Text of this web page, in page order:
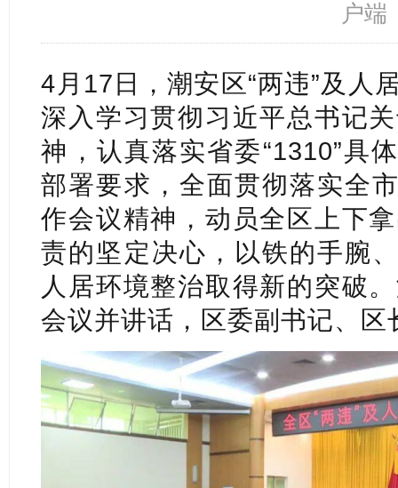
户端
4月17日，潮安区“两违”及人
深入学习贯彻习近平总书记
神，认真落实省委“1310”具
部署要求，全面贯彻落实全
作会议精神，动员全区上下
责的坚定决心，以铁的手腕
人居环境整治取得新的突破
会议并讲话，区委副书记、